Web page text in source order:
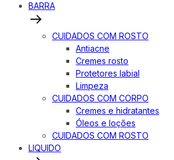
BARRA
CUIDADOS COM ROSTO
Antiacne
Cremes rosto
Protetores labial
Limpeza
CUIDADOS COM CORPO
Cremes e hidratantes
Óleos e loções
CUIDADOS COM ROSTO
LIQUIDO